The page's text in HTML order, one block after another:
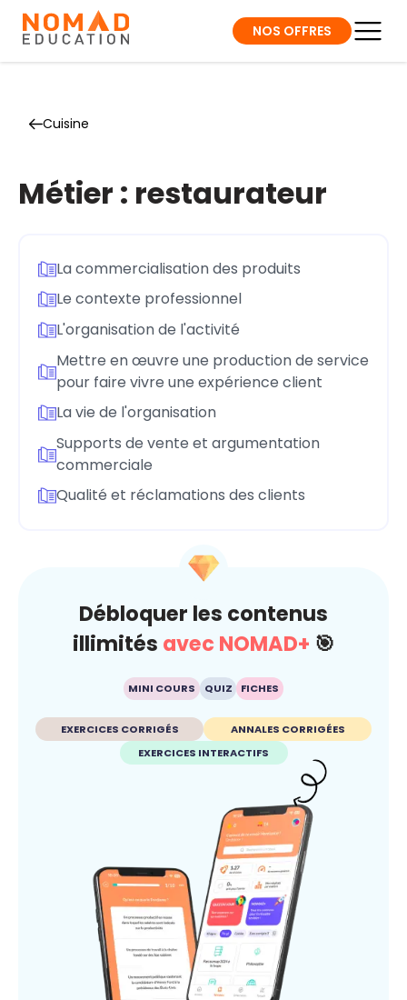
NOS OFFRES
Cuisine
Métier : restaurateur
La commercialisation des produits
Le contexte professionnel
L'organisation de l'activité
Mettre en œuvre une production de service
pour faire vivre une expérience client
La vie de l'organisation
Supports de vente et argumentation
commerciale
Qualité et réclamations des clients
Débloquer les contenus
illimités avec NOMAD+ 🎯
MINI COURS QUIZ FICHES
EXERCICES CORRIGÉS
ANNALES CORRIGÉES
EXERCICES INTERACTIFS